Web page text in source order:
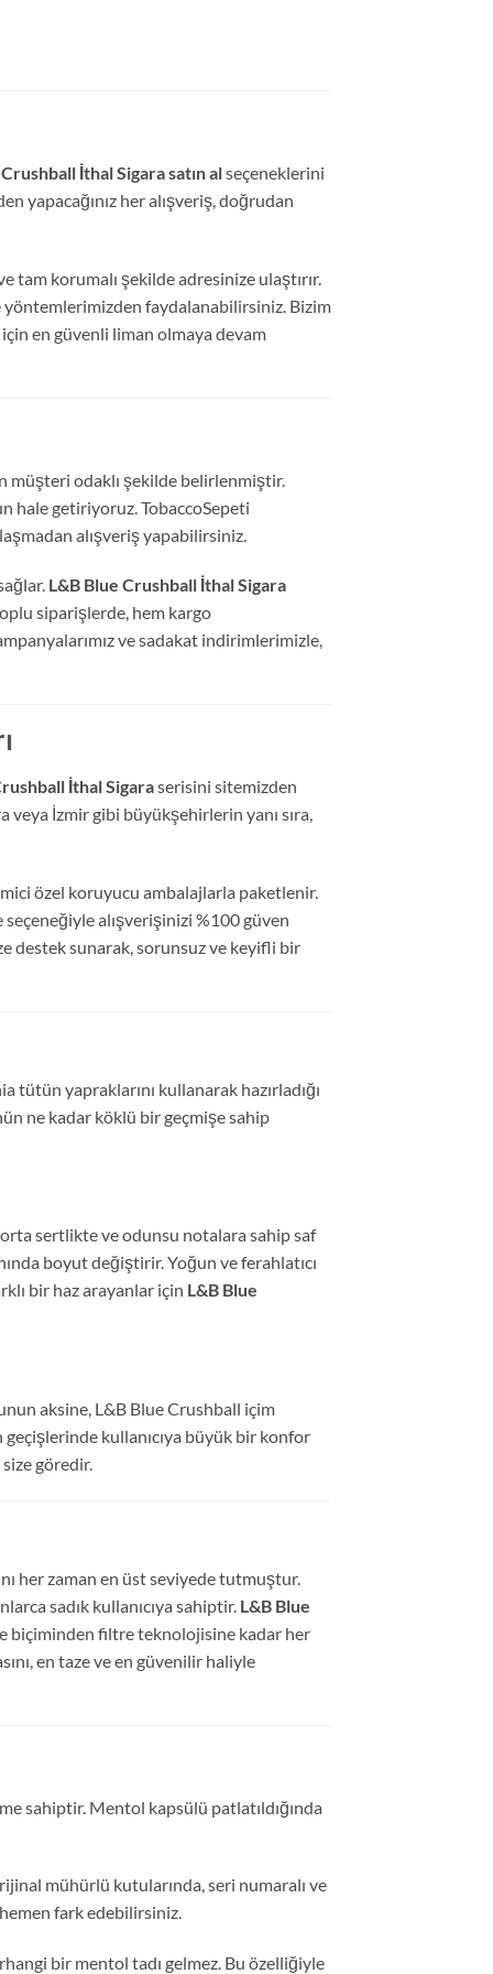
İthal Sigara satın alseçeneklerini
yapacağınız her alışveriş,doğrudan
tam korumalı şekilde adresinize ulaştırır.
yöntemlerimizden faydalanabilirsiniz. Bizim
en güvenli liman olmaya devam
müşteri odaklı şekilde belirlenmiştir.
hale getiriyoruz. TobaccoSepeti
alışveriş yapabilirsiniz.
L&B Blue Crushball İthal Sigara
siparişlerde, hem kargo
ve sadakat indirimlerimizle,
İthal Sigaraserisini sitemizden
veya İzmir gibi büyükşehirlerin yanı sıra,
özel koruyucu ambalajlarla paketlenir.
alışverişinizi %100 güven
destek sunarak, sorunsuz ve keyifli bir
tütün yapraklarını kullanarak hazırladığı
ne kadar köklü bir geçmişe sahip
sertlikte ve odunsu notalara sahip saf
boyut değiştirir.Yoğun ve ferahlatıcı
bir haz arayanlar için L&B Blue
aksine, L&B Blue Crushball içim
kullanıcıya büyük bir konfor
göredir.
her zaman en üst seviyede tutmuştur.
sadık kullanıcıya sahiptir. L&B Blue
biçiminden filtre teknolojisine kadar her
en taze ve en güvenilir haliyle
sahiptir. Mentol kapsülü patlatıldığında
mühürlü kutularında,seri numaralı ve
fark edebilirsiniz.
bir mentol tadı gelmez. Bu özelliğiyle